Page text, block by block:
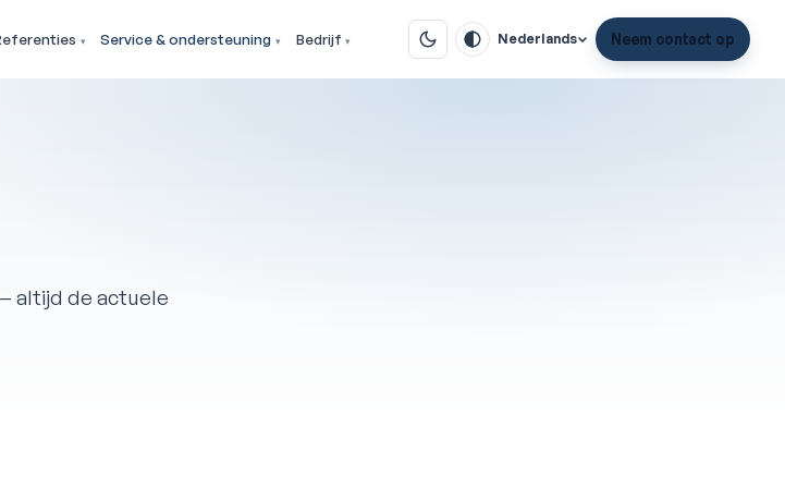
Service & ondersteuning Bedrijf Nederlands Neem contact op
altijd de actuele